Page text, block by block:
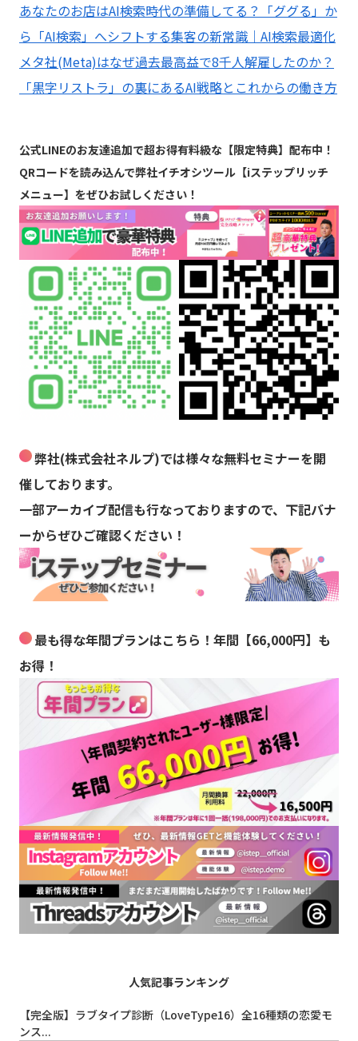
あなたのお店はAI検索時代の準備してる？「ググる」か
ら「AI検索」へシフトする集客の新常識｜AI検索最適化
メタ社(Meta)はなぜ過去最高益で8千人解雇したのか？
「黒字リストラ」の裏にあるAI戦略とこれからの働き方
公式LINEのお友達追加で超お得有料級な【限定特典】配布中！
QRコードを読み込んで弊社イチオシツール【iステップリッチ
メニュー】をぜひお試しください！
弊社(株式会社ネルプ)では様々な無料セミナーを開
催しております。
一部アーカイブ配信も行なっておりますので、下記バナ
ーからぜひご確認ください！
最も得な年間プランはこちら！年間【66,000円】も
お得！
人気記事ランキング
【完全版】ラブタイプ診断（LoveType16）全16種類の恋愛モ
ンス...